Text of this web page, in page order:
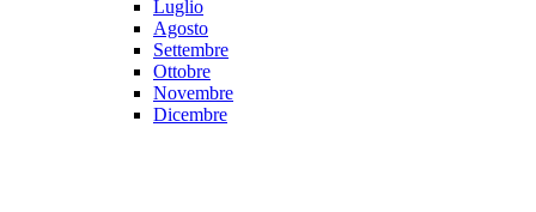
Luglio
Agosto
Settembre
Ottobre
Novembre
Dicembre